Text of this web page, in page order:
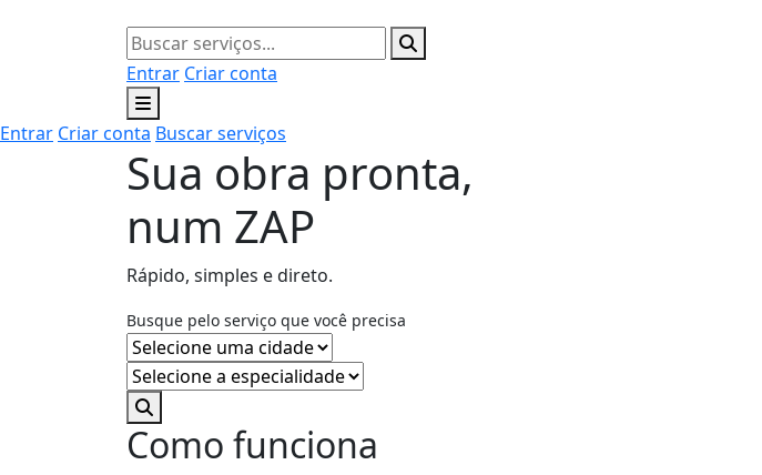
Entrar Criar conta
Entrar Criar conta Buscar serviços
Sua obra pronta,
num ZAP
Rápido, simples e direto.
Busque pelo serviço que você precisa
Como funciona